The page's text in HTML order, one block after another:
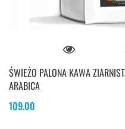
ŚWIEŻO PALONA KAWA
ARABICA
109.00